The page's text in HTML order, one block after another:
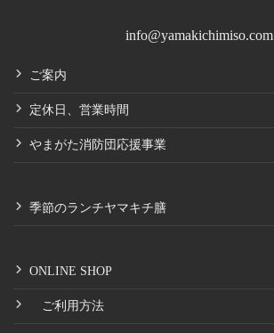
info@yamakichimiso.com
ご案内
定休日、営業時間
やまがた消防団応援事業
季節のランチヤマキチ膳
ONLINE SHOP
ご利用方法